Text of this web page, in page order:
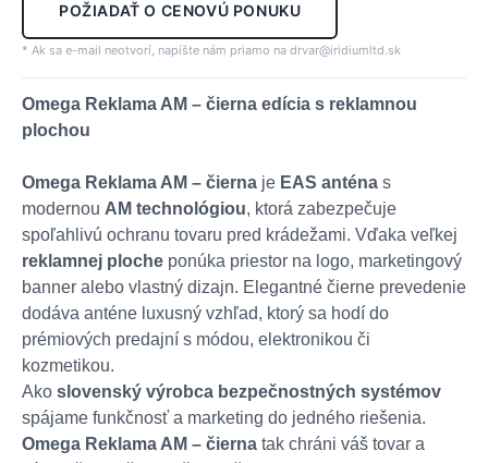
POŽIADAŤ O CENOVÚ PONUKU
* Ak sa e-mail neotvorí, napíšte nám priamo na drvar@iridiumltd.sk
Omega Reklama AM – čierna edícia s reklamnou
plochou
Omega Reklama AM – čierna je EAS anténa s
modernou AM technológiou, ktorá zabezpečuje
spoľahlivú ochranu tovaru pred krádežami. Vďaka veľkej
reklamnej ploche ponúka priestor na logo, marketingový
banner alebo vlastný dizajn. Elegantné čierne prevedenie
dodáva anténe luxusný vzhľad, ktorý sa hodí do
prémiových predajní s módou, elektronikou či
kozmetikou.
Ako slovenský výrobca bezpečnostných systémov
spájame funkčnosť a marketing do jedného riešenia.
Omega Reklama AM – čierna tak chráni váš tovar a